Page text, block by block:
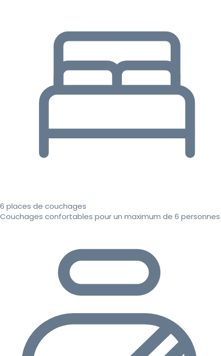
6 places de couchages
Couchages confortables pour un maximum de 6 personnes